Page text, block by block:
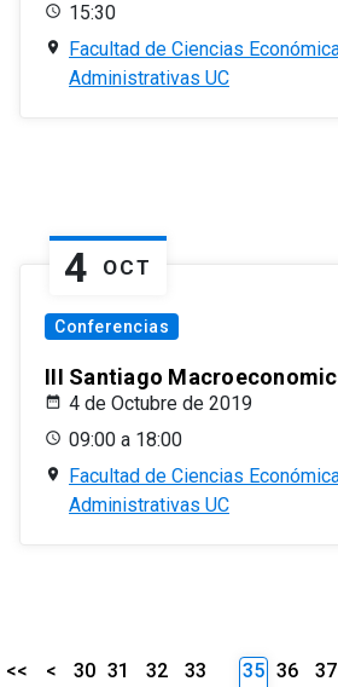
15:30
Facultad de Ciencias
Administrativas UC
4 OCT
Conferencias
III Santiago
4 de Octubre de 2019
09:00 a 18:00
Facultad de Ciencias
Administrativas UC
<< < 30 31 32
33
35 36 37